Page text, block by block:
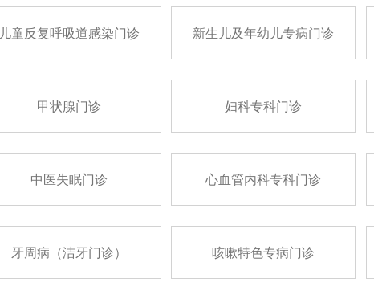
儿童反复呼吸道感染门诊 新生儿及年幼儿专病门诊
甲状腺门诊 妇科专科门诊
中医失眠门诊 心血管内科专科门诊
牙周病（洁牙门诊） 咳嗽特色专病门诊